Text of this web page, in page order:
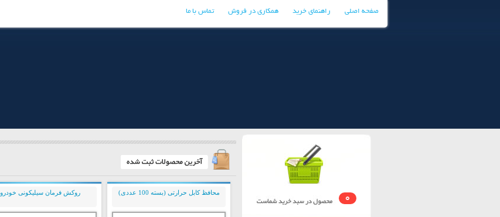
صفحه اصلی راهنمای خرید همکاری در فروش تماس با ما
0 محافظ کابل حرارتی (بسته 100 عددی) روکش فرمان سیلیکونی خودرو